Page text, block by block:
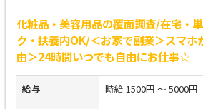
化粧品・美容用品の覆面調査/在宅・
ク・扶養内OK/＜お家で副業＞スマ
由＞24時間いつでも自由にお仕事☆
給与 時給 1500円 ～ 5000円